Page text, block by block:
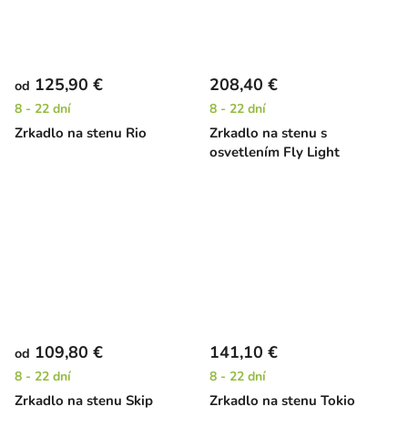
Zrkadlo na stenu Rio
od 125,90 €
8 - 22 dní
Zrkadlo na stenu s
osvetlením Fly Light
208,40 €
8 - 22 dní
Zrkadlo na stenu Skip
od 109,80 €
8 - 22 dní
Zrkadlo na stenu Tokio
141,10 €
8 - 22 dní